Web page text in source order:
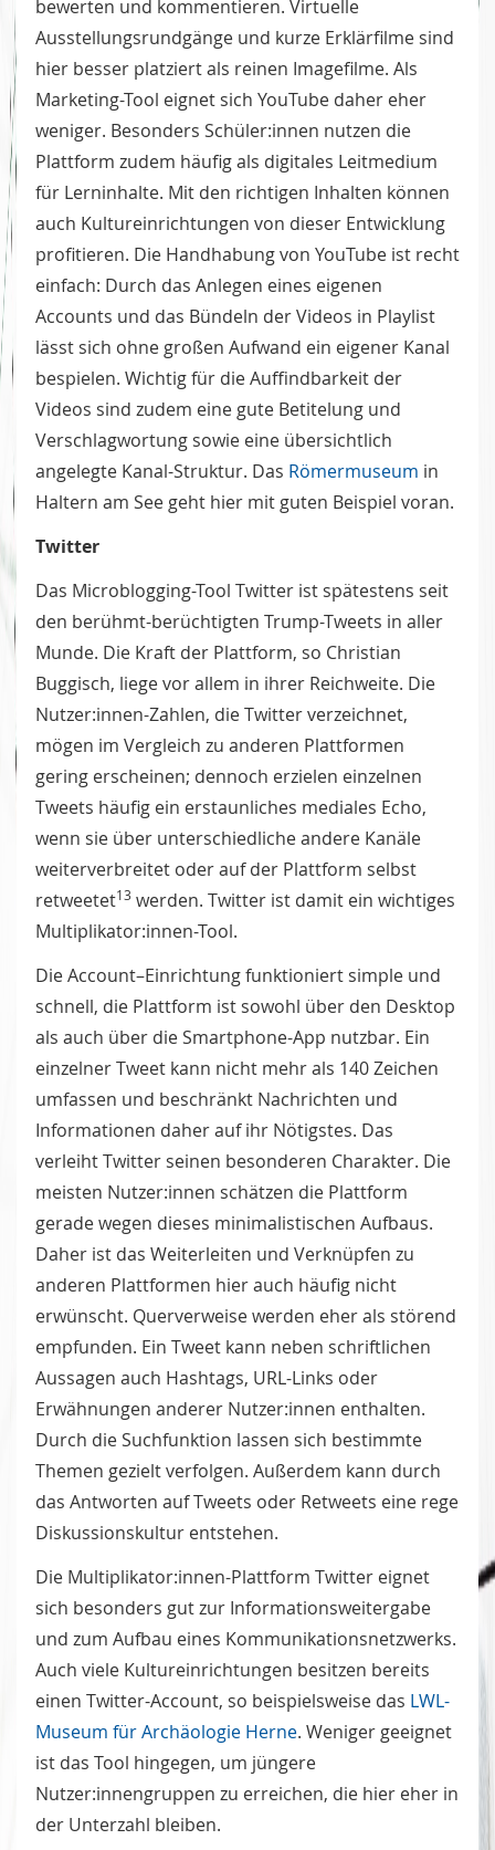
bewerten und kommentieren. Virtuelle
Ausstellungsrundgänge und kurze Erklärfilme sind
hier besser platziert als reinen Imagefilme. Als
Marketing-Tool eignet sich YouTube daher eher
weniger. Besonders Schüler:innen nutzen die
Plattform zudem häufig als digitales Leitmedium
für Lerninhalte. Mit den richtigen Inhalten können
auch Kultureinrichtungen von dieser Entwicklung
profitieren. Die Handhabung von YouTube ist recht
einfach: Durch das Anlegen eines eigenen
Accounts und das Bündeln der Videos in Playlist
lässt sich ohne großen Aufwand ein eigener Kanal
bespielen. Wichtig für die Auffindbarkeit der
Videos sind zudem eine gute Betitelung und
Verschlagwortung sowie eine übersichtlich
angelegte Kanal-Struktur. Das Römermuseum in
Haltern am See geht hier mit guten Beispiel voran.
Twitter
Das Microblogging-Tool Twitter ist spätestens seit
den berühmt-berüchtigten Trump-Tweets in aller
Munde. Die Kraft der Plattform, so Christian
Buggisch, liege vor allem in ihrer Reichweite. Die
Nutzer:innen-Zahlen, die Twitter verzeichnet,
mögen im Vergleich zu anderen Plattformen
gering erscheinen; dennoch erzielen einzelnen
Tweets häufig ein erstaunliches mediales Echo,
wenn sie über unterschiedliche andere Kanäle
weiterverbreitet oder auf der Plattform selbst
retweetet13 werden. Twitter ist damit ein wichtiges
Multiplikator:innen-Tool.
Die Account–Einrichtung funktioniert simple und
schnell, die Plattform ist sowohl über den Desktop
als auch über die Smartphone-App nutzbar. Ein
einzelner Tweet kann nicht mehr als 140 Zeichen
umfassen und beschränkt Nachrichten und
Informationen daher auf ihr Nötigstes. Das
verleiht Twitter seinen besonderen Charakter. Die
meisten Nutzer:innen schätzen die Plattform
gerade wegen dieses minimalistischen Aufbaus.
Daher ist das Weiterleiten und Verknüpfen zu
anderen Plattformen hier auch häufig nicht
erwünscht. Querverweise werden eher als störend
empfunden. Ein Tweet kann neben schriftlichen
Aussagen auch Hashtags, URL-Links oder
Erwähnungen anderer Nutzer:innen enthalten.
Durch die Suchfunktion lassen sich bestimmte
Themen gezielt verfolgen. Außerdem kann durch
das Antworten auf Tweets oder Retweets eine rege
Diskussionskultur entstehen.
Die Multiplikator:innen-Plattform Twitter eignet
sich besonders gut zur Informationsweitergabe
und zum Aufbau eines Kommunikationsnetzwerks.
Auch viele Kultureinrichtungen besitzen bereits
einen Twitter-Account, so beispielsweise das LWL-
Museum für Archäologie Herne. Weniger geeignet
ist das Tool hingegen, um jüngere
Nutzer:innengruppen zu erreichen, die hier eher in
der Unterzahl bleiben.